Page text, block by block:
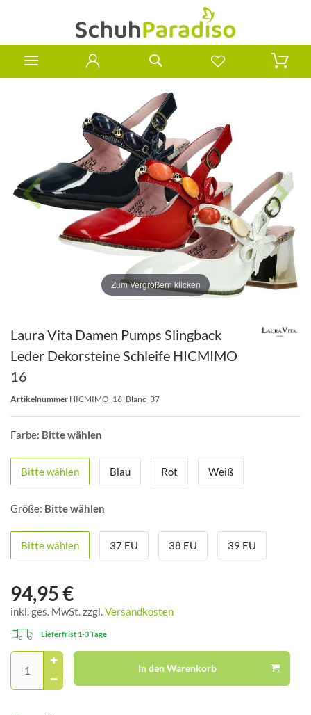
Zum Vergrößern klicken
Laura Vita Damen Pumps Slingback
Leder Dekorsteine Schleife HICMIMO
16
Artikelnummer HICMIMO_16_Blanc_37
Farbe: Bitte wählen
Bitte wählen Blau Rot Weiß
Größe: Bitte wählen
Bitte wählen 37 EU 38 EU 39 EU
94,95 €
inkl. ges. MwSt. zzgl.Versandkosten
Lieferfrist 1-3 Tage
In den Warenkorb